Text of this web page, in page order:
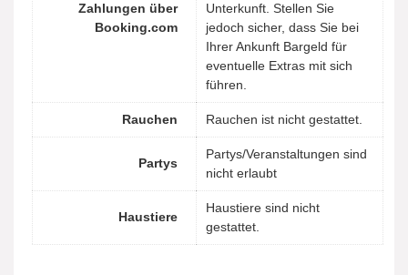
Zahlungen über
Booking.com
Unterkunft. Stellen Sie
jedoch sicher, dass Sie bei
Ihrer Ankunft Bargeld für
eventuelle Extras mit sich
führen.
Rauchen Rauchen ist nicht gestattet.
Partys
Partys/Veranstaltungen sind
nicht erlaubt
Haustiere
Haustiere sind nicht
gestattet.